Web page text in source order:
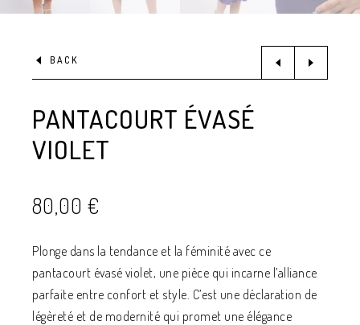
BACK
PANTACOURT ÉVASÉ
VIOLET
80,00 €
Plonge dans la tendance et la féminité avec ce
pantacourt évasé violet, une pièce qui incarne l’alliance
parfaite entre confort et style. C’est une déclaration de
légèreté et de modernité qui promet une élégance